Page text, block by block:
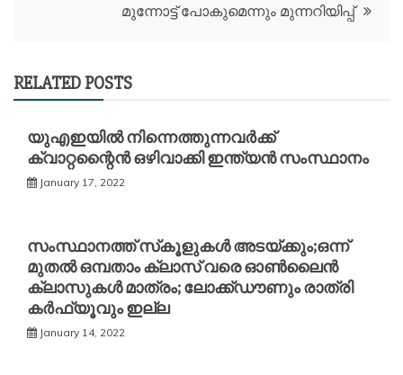
മുന്നോട്ട് പോകുമെന്നും മുന്നറിയിപ്പ്
RELATED POSTS
യുഎഇയിൽ നിന്നെത്തുന്നവർക്ക്
ക്വാറ്റന്റൈൻ ഒഴിവാക്കി ഇന്ത്യൻ സംസ്ഥാനം
January 17, 2022
സംസ്ഥാനത്ത് സ്‌കൂളുകള്‍ അടയ്ക്കും;ഒന്ന്
മുതൽ ഒമ്പതാം ക്ലാസ് വരെ ഓണ്‍ലൈന്‍
ക്ലാസുകള്‍ മാത്രം; ലോക്ക്ഡൗണും രാത്രി
കര്‍ഫ്യൂവും ഇല്ല
January 14, 2022